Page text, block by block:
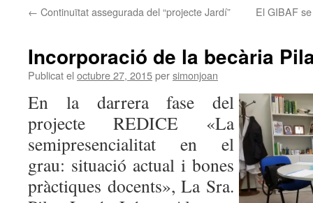
← Continuïtat assegurada del “projecte Jardí” El GIBAF
Incorporació de la becària
Publicat el octubre 27, 2015persimonjoan
En la darrera fase del
projecte REDICE «La
semipresencialitat en el
grau: situació actual i bones
pràctiques docents», La Sra.